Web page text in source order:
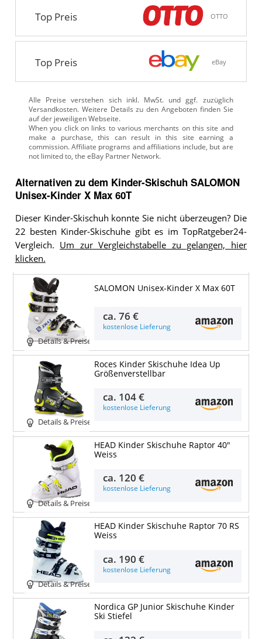
Top Preis OTTO
Top Preis eBay
Alle Preise verstehen sich inkl. MwSt. und ggf. zuzüglich
Versandkosten. Weitere Details zu den Angeboten finden Sie
auf der jeweiligen Webseite.
Alternativen zu dem Kinder-Skischuh SALOMON
Unisex-Kinder X Max 60T
Dieser Kinder-Skischuh konnte Sie nicht überzeugen? Die
22 besten Kinder-Skischuhe gibt es im TopRatgeber24-
Vergleich. Um zur Vergleichstabelle zu gelangen, hier
klicken.
Details & Preise
SALOMON Unisex-Kinder X Max 60T
ca.76 €
kostenlose Lieferung
Details & Preise
Roces Kinder Skischuhe Idea Up
Größenverstellbar
ca. 104 €
kostenlose Lieferung
Details & Preise
HEAD Kinder Skischuhe Raptor 40"
Weiss
ca. 120 €
kostenlose Lieferung
Details & Preise
HEAD Kinder Skischuhe Raptor 70 RS
Weiss
ca. 190 €
kostenlose Lieferung
Nordica GP Junior Skischuhe Kinder
Ski Stiefel